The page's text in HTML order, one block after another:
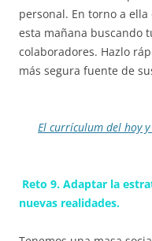
personal. En torno a
esta mañana buscando
colaboradores. Hazlo
más segura fuente de
El currículum del hoy
Reto 9. Adaptar la
nuevas realidades.